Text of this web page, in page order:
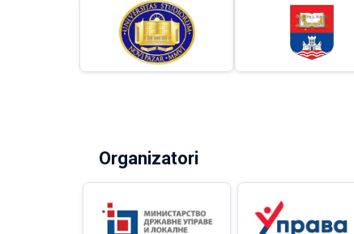
Organizatori